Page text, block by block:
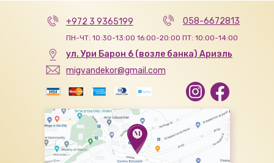
ПН-ЧТ: 10:30-13:00 16:00-20:00 ПТ: 10:00-14:00
+972 3 9365199
migvandekor@gmail.com
ул. Ури Барон 6 (возле банка) Ариэль
058-6672813